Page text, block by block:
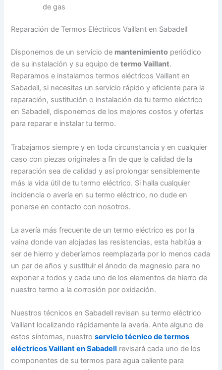
de gas
Reparación de Termos Eléctricos Vaillant en Sabadell
Disponemos de un servicio de mantenimiento periódico
de su instalación y su equipo determo Vaillant.
Reparamos e instalamos termos eléctricos Vaillant en
Sabadell, si necesitas un servicio rápido y eficiente para la
reparación, sustitución o instalación de tu termo eléctrico
en Sabadell, disponemos de los mejores costos y ofertas
para reparar e instalar tu termo.
Trabajamos siempre y en toda circunstancia y en cualquier
caso con piezas originales a fin de que la calidad de la
reparación sea de calidad y así prolongar sensiblemente
más la vida útil de tu termo eléctrico. Si halla cualquier
incidencia o avería en su termo eléctrico, no dude en
ponerse en contacto con nosotros.
La avería más frecuente de un termo eléctrico es por la
vaina donde van alojadas las resistencias, esta habitúa a
ser de hierro y deberíamos reemplazarla por lo menos cada
un par de años y sustituir el ánodo de magnesio para no
exponer a todos y cada uno de los elementos de hierro de
nuestro termo a la corrosión por oxidación.
Nuestros técnicos en Sabadell revisan su termo eléctrico
Vaillant localizando rápidamente la avería. Ante alguno de
estos síntomas, nuestroservicio técnico de termos
eléctricos Vaillant en Sabadell revisará cada uno de los
componentes de su termos para agua caliente para